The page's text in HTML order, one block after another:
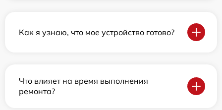
Как я узнаю, что мое устройство готово?
Что влияет на время выполнения
ремонта?